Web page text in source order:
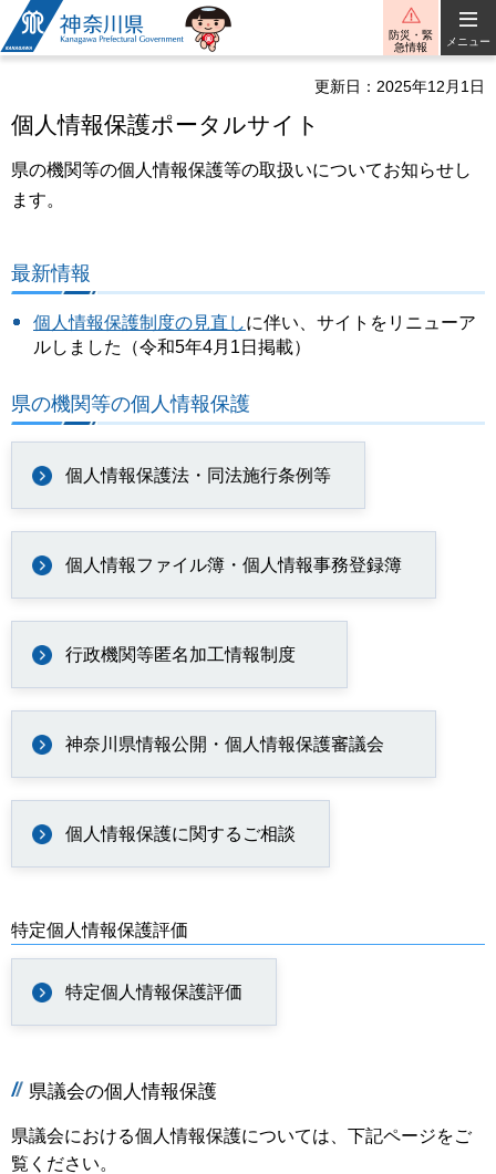
神奈川県
防災・緊
急情報
メニュー
更新日：2025年12月1日
個人情報保護ポータルサイト
県の機関等の個人情報保護等の取扱いについてお知らせし
ます。
最新情報
個人情報保護制度の見直しに伴い、サイトをリニューア
ルしました（令和5年4月1日掲載）
県の機関等の個人情報保護
個人情報保護法・同法施行条例等
個人情報ファイル簿・個人情報事務登録簿
行政機関等匿名加工情報制度
神奈川県情報公開・個人情報保護審議会
個人情報保護に関するご相談
特定個人情報保護評価
特定個人情報保護評価
県議会の個人情報保護
県議会における個人情報保護については、下記ページをご
覧ください。